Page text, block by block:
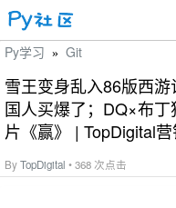
Py学习 » Git
雪王变身乱入86版西
国人买爆了；DQ×布
片《赢》 | TopDigital
ByTopDigital • 368 次点击